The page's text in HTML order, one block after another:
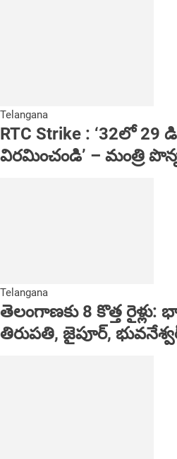
Telangana
RTC Strike : ‘32లో 29
విరమించండి’ – మంత్రి
Telangana
తెలంగాణకు 8 కొత్త రైళ్లు:
తిరుపతి, జైపూర్,